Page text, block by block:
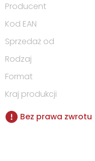
Producent
Kod EAN
Sprzedaż od
Rodzaj
Format
Kraj produkcji
Bez prawa zwrotu